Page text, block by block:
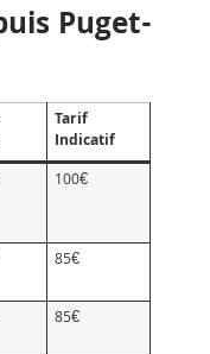
Puget-
Tarif
Indicatif
100€
85€
85€